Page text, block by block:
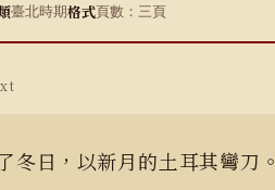
臺北時期格式頁數：三頁
冬日，以新月的土耳其彎刀。